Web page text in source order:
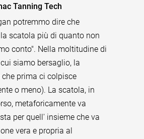
Tanning Tech
potremmo dire che
scatola più di quanto non
conto". Nella moltitudine di
siamo bersaglio, la
prima ci colpisce
o meno). La scatola, in
metaforicamente va
per quell' insieme che va
vera e propria al